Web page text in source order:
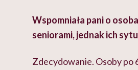
Wspomniała pani o
seniorami, jednak ich
Zdecydowanie. Osoby po